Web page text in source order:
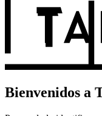
Bienvenidos a